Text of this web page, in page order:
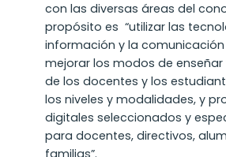
con las diversas áreas del
propósito es “utilizar las
información y la
mejorar los modos de
de los docentes y los
los niveles y modalidades, y
digitales seleccionados y
para docentes, directivos,